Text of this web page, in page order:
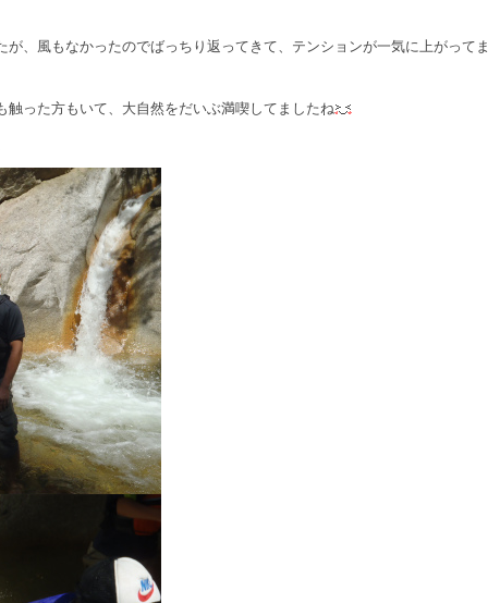
、風もなかったのでばっちり返ってきて、テンションが一気に上がってま
った方もいて、大自然をだいぶ満喫してましたね